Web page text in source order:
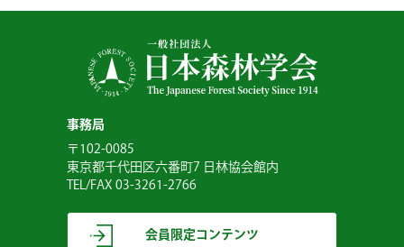
事務局
〒102-0085
東京都千代田区六番町7 日林協会館内
TEL/FAX 03-3261-2766
会員限定コンテンツ